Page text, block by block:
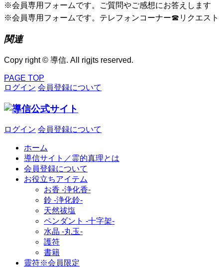
※会員専用フォームです。ご質問やご感想にお答えします
※会員専用フォームです。テレフォンコーナー☎リクエスト
関連
Copy right © 導信. All rigjts reserved.
PAGE TOP
ログイン 会員登録について
ログイン 会員登録について
ホーム
導信サイト／霊的真理とは
会員登録について
お役立ちアイテム
お香 ‐浄化香‐
鈴 ‐浄化鈴‐
天然祓塩
ペンダント -十字架-
水晶 -丸玉-
護符
書籍
靈符※会員限定